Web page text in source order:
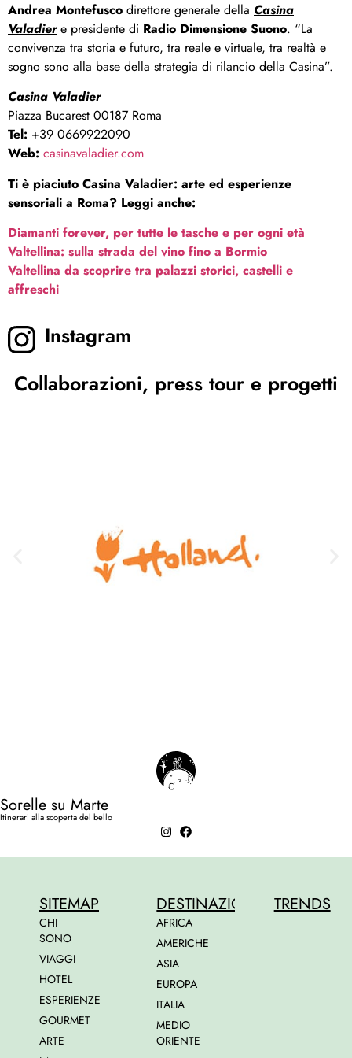
Andrea Montefusco direttore generale della Casina
Valadiere presidente di Radio Dimensione Suono. “La
convivenza tra storia e futuro, tra reale e virtuale, tra realtà e
sogno sono alla base della strategia di rilancio della Casina”.
Casina Valadier
Piazza Bucarest 00187 Roma
Tel: +39 0669922090
Web: casinavaladier.com
Ti è piaciuto Casina Valadier: arte ed esperienze
sensoriali a Roma? Leggi anche:
Diamanti forever, per tutte le tasche e per ogni età
Valtellina: sulla strada del vino fino a Bormio
Valtellina da scoprire tra palazzi storici, castelli e
affreschi
Instagram
Collaborazioni, press tour e progetti
Sorelle su Marte
Itinerari alla scoperta del bello
SITEMAP
CHI
SONO
VIAGGI
HOTEL
ESPERIENZE
GOURMET
ARTE
DESTINAZIONI
AFRICA
AMERICHE
ASIA
EUROPA
ITALIA
MEDIO
ORIENTE
TRENDS